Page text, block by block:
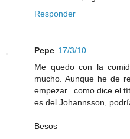
Responder
Pepe 17/3/10
Me quedo con la
mucho. Aunque he de
empezar...como dice el
es del Johannsson,
Besos